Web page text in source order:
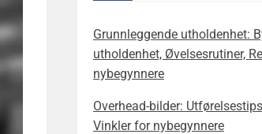
Grunnleggende utholdenhet:
utholdenhet, Øvelsesrutiner,
nybegynnere
Overhead-bilder:
Vinkler for nybegynnere